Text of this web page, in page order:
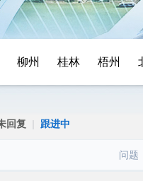
柳州 桂林 梧州
回复 | 跟进中
问题